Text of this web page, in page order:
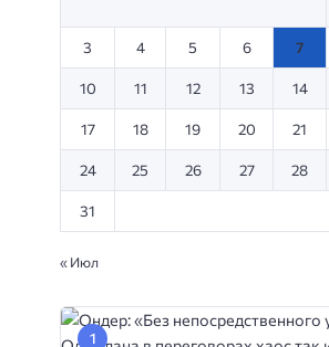
3 4 5 6 7
10 11 12 13 14
17 18 19 20 21
24 25 26 27 28
31
« Июл